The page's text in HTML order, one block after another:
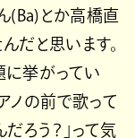
(Ba)とか高橋直
だと思います。
挙がってい
ノの前で歌って
ろう？」って気